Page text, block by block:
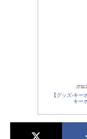
【グッズ-キー
キー